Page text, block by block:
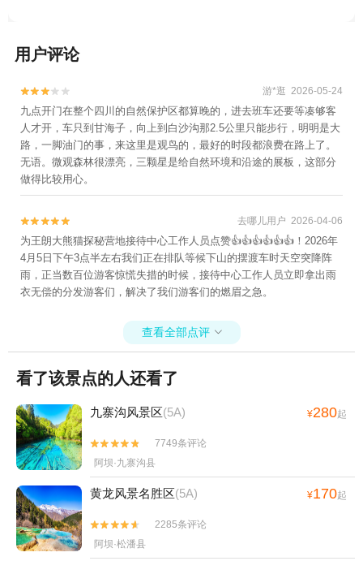
用户评论

 游*逛 2026-05-24
九点开门在整个四川的自然保护区都算晚的，进去班车还要等凑够客
人才开，车只到甘海子，向上到白沙沟那2.5公里只能步行，明明是大
路，一脚油门的事，来这里是观鸟的，最好的时段都浪费在路上了。
无语。微观森林很漂亮，三颗星是给自然环境和沿途的展板，这部分
做得比较用心。

 去哪儿用户 2026-04-06
为王朗大熊猫探秘营地接待中心工作人员点赞👍👍👍👍👍👍！2026年
4月5日下午3点半左右我们正在排队等候下山的摆渡车时天空突降阵
雨，正当数百位游客惊慌失措的时候，接待中心工作人员立即拿出雨
衣无偿的分发游客们，解决了我们游客们的燃眉之急。
查看全部点评 
看了该景点的人还看了
九寨沟风景区(5A) ¥280起


7749条评论
阿坝·九寨沟县
黄龙风景名胜区(5A) ¥170起


2285条评论
阿坝·松潘县